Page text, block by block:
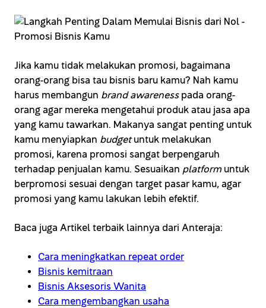
Jika kamu tidak melakukan promosi, bagaimana
orang-orang bisa tau bisnis baru kamu? Nah kamu
harus membangun brand awarenesspada orang-
orang agar mereka mengetahui produk atau jasa apa
yang kamu tawarkan. Makanya sangat penting untuk
kamu menyiapkan budgetuntuk melakukan
promosi, karena promosi sangat berpengaruh
terhadap penjualan kamu. Sesuaikan platformuntuk
berpromosi sesuai dengan target pasar kamu, agar
promosi yang kamu lakukan lebih efektif.
Baca juga Artikel terbaik lainnya dari Anteraja:
Cara meningkatkan repeat order
Bisnis kemitraan
Bisnis Aksesoris Wanita
Cara mengembangkan usaha